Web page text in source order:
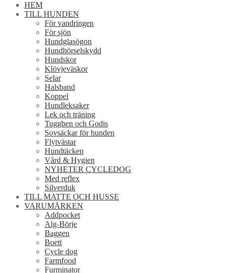
HEM
TILL HUNDEN
För vandringen
För sjön
Hundglasögon
Hundhörselskydd
Hundskor
Klövjeväskor
Selar
Halsband
Koppel
Hundleksaker
Lek och träning
Tuggben och Godis
Sovsäckar för hunden
Flytvästar
Hundtäcken
Vård & Hygien
NYHETER CYCLEDOG
Med reflex
Silverduk
TILL MATTE OCH HUSSE
VARUMÄRKEN
Addpocket
Alg-Börje
Baggen
Boett
Cycle dog
Farmfood
Furminator